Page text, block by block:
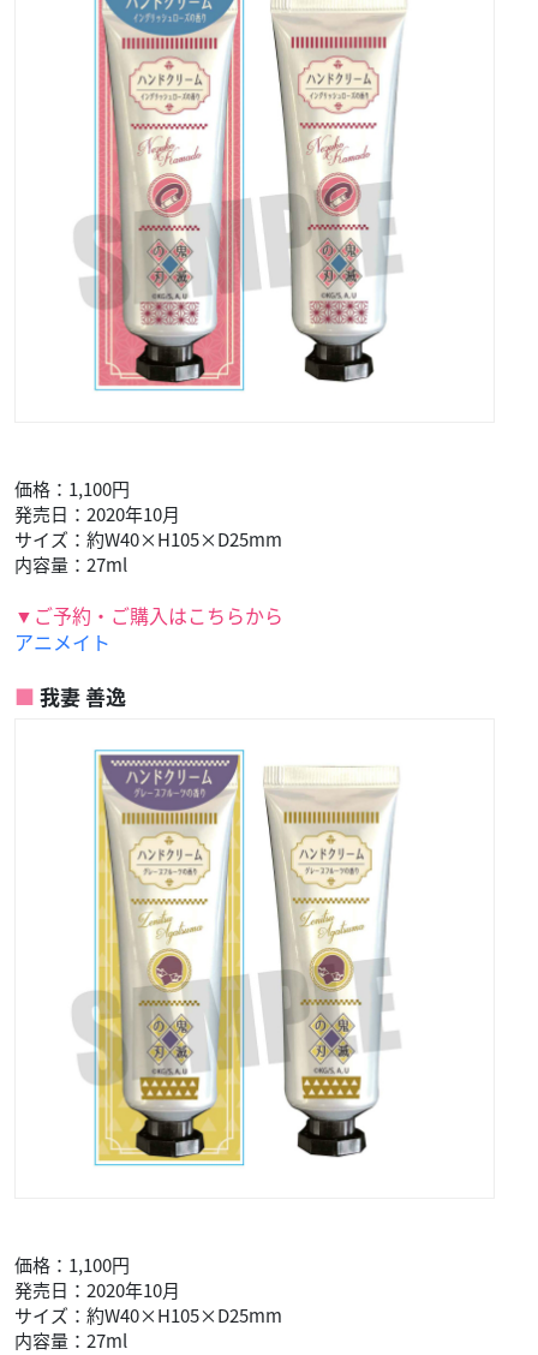
価格：1,100円
発売日：2020年10月
サイズ：約W40×H105×D25mm
内容量：27ml
▼ご予約・ご購入はこちらから
アニメイト
我妻 善逸
価格：1,100円
発売日：2020年10月
サイズ：約W40×H105×D25mm
内容量：27ml